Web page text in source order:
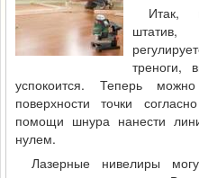
Итак,
штатив,
треноги,
успокоится. Теперь
поверхности точки
помощи шнура нанести
нулем.
Лазерные нивелиры